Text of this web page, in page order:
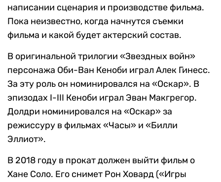
написании сценария и производстве фильма.
Пока неизвестно, когда начнутся съемки
фильма и какой будет актерский состав.
В оригинальной трилогии «Звездных войн»
персонажа Оби-Ван Кеноби играл Алек Гинесс.
За эту роль он номинировался на «Оскар». В
эпизодах I-III Кеноби играл Эван Макгрегор.
Долдри номинировался на «Оскар» за
режиссуру в фильмах «Часы» и «Билли
Эллиот».
В 2018 году в прокат должен выйти фильм о
Хане Соло. Его снимет Рон Ховард («Игры